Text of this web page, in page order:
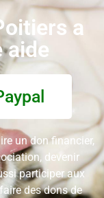
a
aide
un don financier,
devenir
participer aux
des dons de